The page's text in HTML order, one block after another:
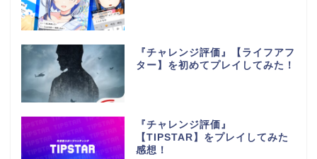
『チャレンジ評価』【ライフアフ
ター】を初めてプレイしてみた！
『チャレンジ評価』
【TIPSTAR】をプレイしてみた
感想！